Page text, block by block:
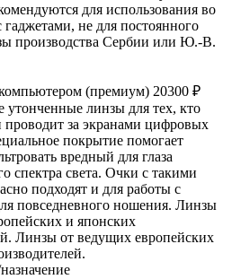
для использования во
гаджетами, не для постоянного
производства Сербии или Ю.-В.
(премиум) 20300 ₽
утонченные линзы для тех, кто
проводит за экранами цифровых
покрытие помогает
вредный для глаза
спектра света. Очки с такими
подходят и для работы с
повседневного ношения. Линзы
и японских
Линзы от ведущих европейских